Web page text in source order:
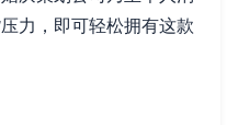
力，即可轻松拥有这款